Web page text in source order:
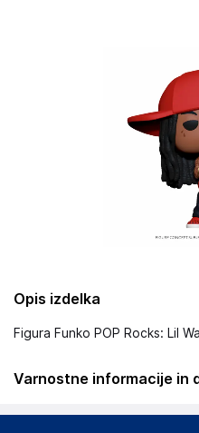
Opis izdelka
Figura Funko POP Rocks: Lil
Varnostne informacije in
Podatki o proizvajalcu